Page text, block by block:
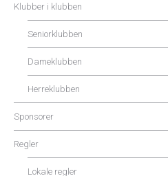
Klubber i klubben
Seniorklubben
Dameklubben
Herreklubben
Sponsorer
Regler
Lokale regler